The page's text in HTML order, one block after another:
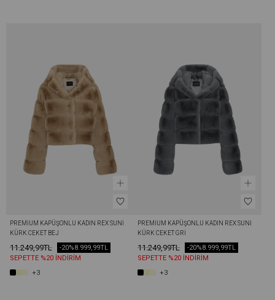
PREMIUM KAPÜŞONLU KADIN REX SUNI
KÜRK CEKET BEJ
11.249,99TL 8.999,99TL
-20%
SEPETTE %20 İNDİRİM
+3
PREMIUM KAPÜŞONLU KADIN REX SUNI
KÜRK CEKET GRI
11.249,99TL 8.999,99TL
-20%
SEPETTE %20 İNDİRİM
+3